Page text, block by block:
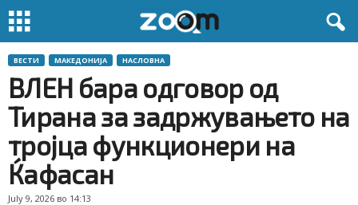
ВЕСТИ МАКЕДОНИЈА НАСЛОВНА
ВЛЕН бара одговор од
Тирана за задржувањето на
тројца функционери на
Ќафасан
July 9, 2026 во 14:13